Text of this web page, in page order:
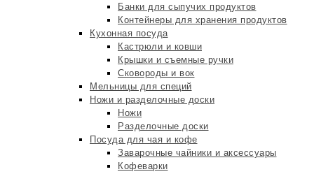
Банки для сыпучих продуктов
Контейнеры для хранения продуктов
Кухонная посуда
Кастрюли и ковши
Крышки и съемные ручки
Сковороды и вок
Мельницы для специй
Ножи и разделочные доски
Ножи
Разделочные доски
Посуда для чая и кофе
Заварочные чайники и аксессуары
Кофеварки